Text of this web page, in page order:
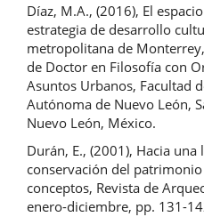
Díaz, M.A., (2016), El
estrategia de desarrollo
metropolitana de
de Doctor en Filosofía con
Asuntos Urbanos, Facultad
Autónoma de Nuevo León,
Nuevo León, México.
Durán, E., (2001), Hacia
conservación del
conceptos, Revista de
enero-diciembre, pp. 131-